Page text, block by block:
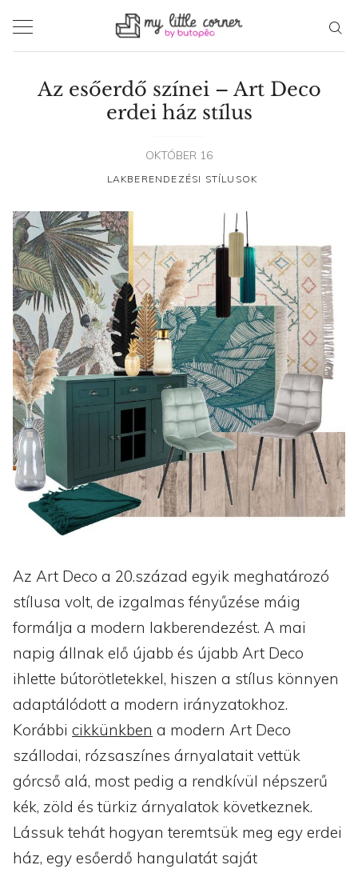
Az esőerdő színei – Art Deco
erdei ház stílus
OKTÓBER 16
LAKBERENDEZÉSI STÍLUSOK
Az Art Deco a 20.század egyik meghatározó
stílusa volt, de izgalmas fényűzése máig
formálja a modern lakberendezést. A mai
napig állnak elő újabb és újabb Art Deco
ihlette bútorötletekkel, hiszen a stílus könnyen
adaptálódott a modern irányzatokhoz.
Korábbi cikkünkben a modern Art Deco
szállodai, rózsaszínes árnyalatait vettük
górcső alá, most pedig a rendkívül népszerű
kék, zöld és türkiz árnyalatok következnek.
Lássuk tehát hogyan teremtsük meg egy erdei
ház, egy esőerdő hangulatát saját